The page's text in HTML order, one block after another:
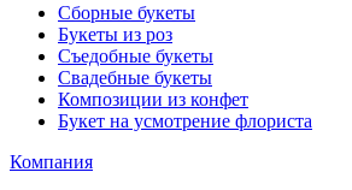
Сборные букеты
Букеты из роз
Съедобные букеты
Свадебные букеты
Композиции из конфет
Букет на усмотрение флориста
Компания